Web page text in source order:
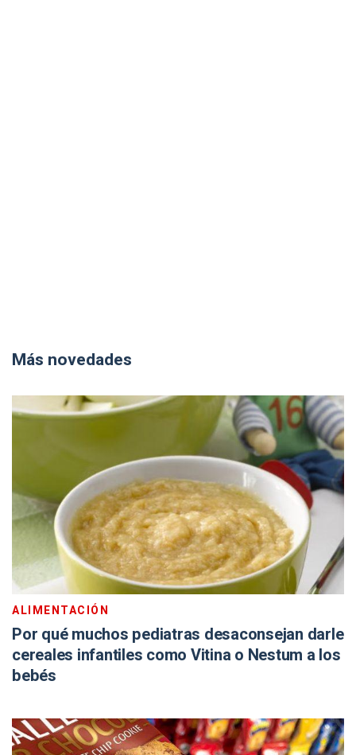
Más novedades
ALIMENTACIÓN
Por qué muchos pediatras desaconsejan darle
cereales infantiles como Vitina o Nestum a los
bebés